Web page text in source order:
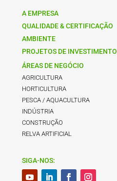
A EMPRESA
QUALIDADE & CERTIFICAÇÃO
AMBIENTE
PROJETOS DE INVESTIMENTO
ÁREAS DE NEGÓCIO
AGRICULTURA
HORTICULTURA
PESCA / AQUACULTURA
INDÚSTRIA
CONSTRUÇÃO
RELVA ARTIFICIAL
SIGA-NOS: